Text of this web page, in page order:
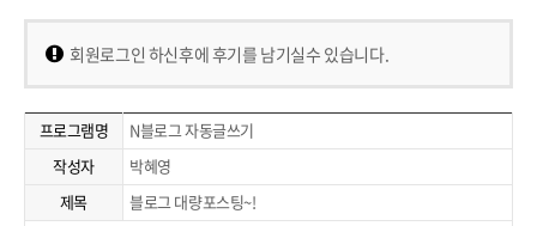
회원로그인 하신후에 후기를 남기실수 있습니다.
프로그램명
N블로그 자동글쓰기
작성자
박혜영
제목
블로그 대량포스팅~!